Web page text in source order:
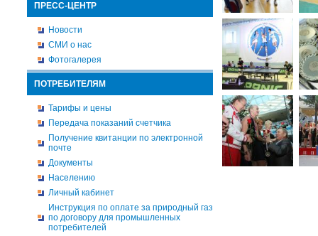
ПРЕСС-ЦЕНТР
Новости
СМИ о нас
Фотогалерея
ПОТРЕБИТЕЛЯМ
Тарифы и цены
Передача показаний счетчика
Получение квитанции по электронной
почте
Документы
Населению
Личный кабинет
Инструкция по оплате за природный газ
по договору для промышленных
потребителей